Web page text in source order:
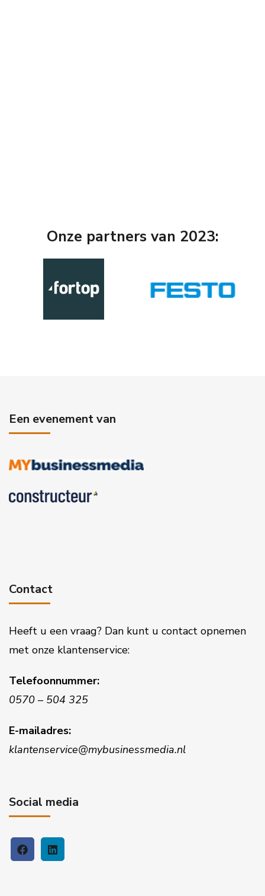
Onze partners van 2023:
Een evenement van
Contact
Heeft u een vraag? Dan kunt u contact opnemen
met onze klantenservice:
Telefoonnummer:
0570 – 504 325
E-mailadres:
klantenservice@mybusinessmedia.nl
Social media